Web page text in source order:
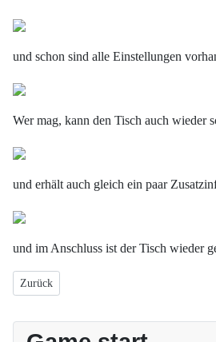
und schon sind alle Einstellungen
Wer mag, kann den Tisch auch wieder
und erhält auch gleich ein paar
und im Anschluss ist der Tisch wieder
Vorheriger Beitrag: Standard
Zurück